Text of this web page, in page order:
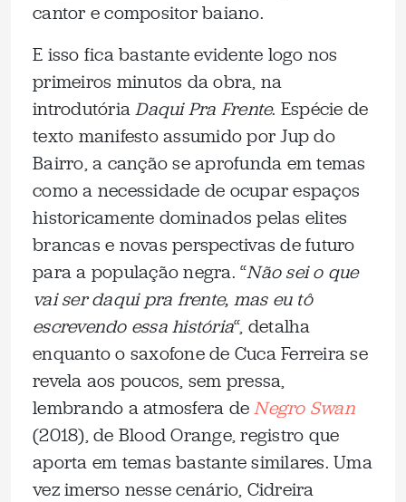
cantor e compositor baiano.
E isso fica bastante evidente logo nos
primeiros minutos da obra, na
introdutóriaDaqui Pra Frente. Espécie de
texto manifesto assumido por Jup do
Bairro, a canção se aprofunda em temas
como a necessidade de ocupar espaços
historicamente dominados pelas elites
brancas e novas perspectivas de futuro
para a população negra. “Não sei o que
vai ser daqui pra frente, mas eu tô
escrevendo essa história“, detalha
enquanto o saxofone de Cuca Ferreira se
revela aos poucos, sem pressa,
lembrando a atmosfera deNegro Swan
(2018), de Blood Orange, registro que
aporta em temas bastante similares. Uma
vez imerso nesse cenário, Cidreira